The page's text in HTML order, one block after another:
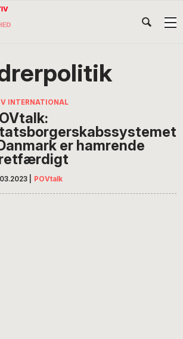
INTERNATIONAL
er hamrende
POVtalk